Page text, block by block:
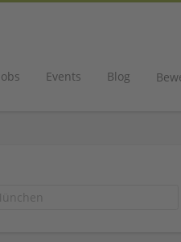
Events Blog